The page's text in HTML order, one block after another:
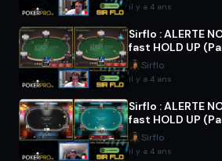
il y a 4 ans
Sirflo : ALERTE
fast HOLD UP
Sirflo
il y a 4 ans
Sirflo : ALERTE
fast HOLD UP
Sirflo
il y a 4 ans